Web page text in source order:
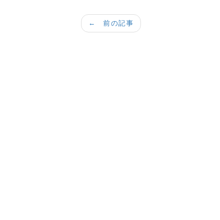
← 前の記事